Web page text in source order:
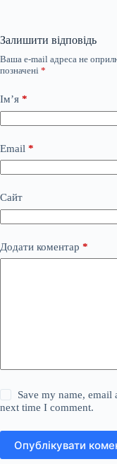
Залишити відповідь
Ваша e-mail адреса не
позначені *
Ім’я *
Email *
Сайт
Додати коментар *
Save my name,
next time I comment.
Опублікувати